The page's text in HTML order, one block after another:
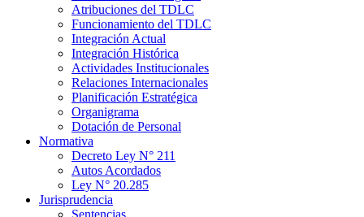
Atribuciones del TDLC
Funcionamiento del TDLC
Integración Actual
Integración Histórica
Actividades Institucionales
Relaciones Internacionales
Planificación Estratégica
Organigrama
Dotación de Personal
Normativa
Decreto Ley N° 211
Autos Acordados
Ley N° 20.285
Jurisprudencia